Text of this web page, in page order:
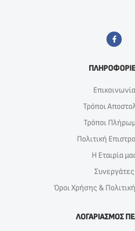
Επικοινωνία
Τρόποι
Τρόποι
Πολιτική
Η Εταιρία
Συνεργάτες
Όροι Χρήσης &
ΛΟΓΑΡΙΑΣΜΟΣ